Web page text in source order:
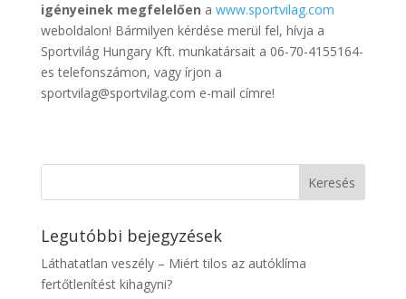
igényeinek megfelelően a www.sportvilag.com
weboldalon! Bármilyen kérdése merül fel, hívja a
Sportvilág Hungary Kft. munkatársait a 06-70-4155164-
es telefonszámon, vagy írjon a
sportvilag@sportvilag.com e-mail címre!
Legutóbbi bejegyzések
Láthatatlan veszély – Miért tilos az autóklíma
fertőtlenítést kihagyni?